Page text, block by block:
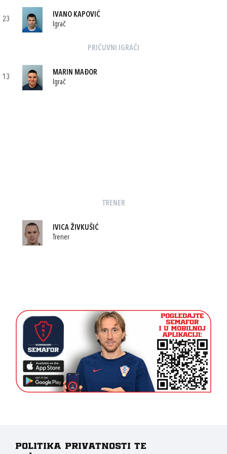
23
IVANO KAPOVIĆ
Igrač
PRIČUVNI IGRAČI
13
MARIN MAĐOR
Igrač
TRENER
IVICA ŽIVKUŠIĆ
Trener
Politika privatnosti te